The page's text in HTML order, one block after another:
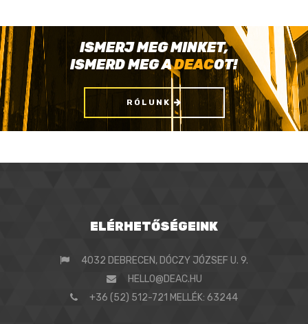
ISMERJ MEG MINKET,
ISMERD MEG ADEACOT!
RÓLUNK
ELÉRHETŐSÉGEINK
4032 DEBRECEN, DÓCZY JÓZSEF U. 9.
HELLO@DEAC.HU
+36 (52) 512-721 MELLÉK: 63244